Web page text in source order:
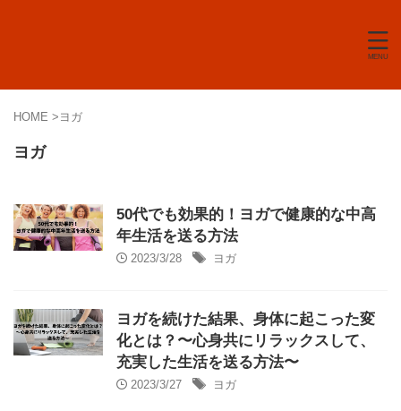
HOME > ヨガ
ヨガ
50代でも効果的！ヨガで健康的な中高
年生活を送る方法
2023/3/28 ヨガ
ヨガを続けた結果、身体に起こった変
化とは？〜心身共にリラックスして、
充実した生活を送る方法〜
2023/3/27 ヨガ